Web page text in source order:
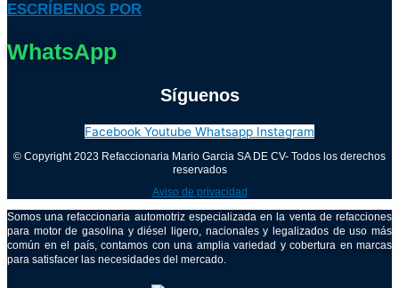
ESCRÍBENOS POR
WhatsApp
Síguenos
Facebook Youtube Whatsapp Instagram
© Copyright 2023 Refaccionaria Mario Garcia SA DE CV- Todos los derechos
reservados
Aviso de privacidad
Somos una refaccionaria automotriz especializada en la venta de refacciones
para motor de gasolina y diésel ligero, nacionales y legalizados de uso más
común en el país, contamos con una amplia variedad y cobertura en marcas
para satisfacer las necesidades del mercado.